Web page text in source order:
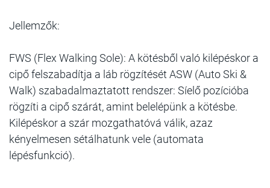
Jellemzők:
FWS (Flex Walking Sole): A kötésből való kilépéskor a
cipő felszabadítja a láb rögzítését ASW (Auto Ski &
Walk) szabadalmaztatott rendszer: Síelő pozícióba
rögzíti a cipő szárát, amint belelépünk a kötésbe.
Kilépéskor a szár mozgathatóvá válik, azaz
kényelmesen sétálhatunk vele (automata
lépésfunkció).